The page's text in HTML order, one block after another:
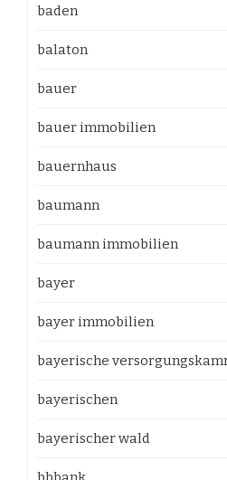
baden
balaton
bauer
bauer immobilien
bauernhaus
baumann
baumann immobilien
bayer
bayer immobilien
bayerische
bayerischen
bayerischer wald